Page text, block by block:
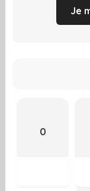
Je
0